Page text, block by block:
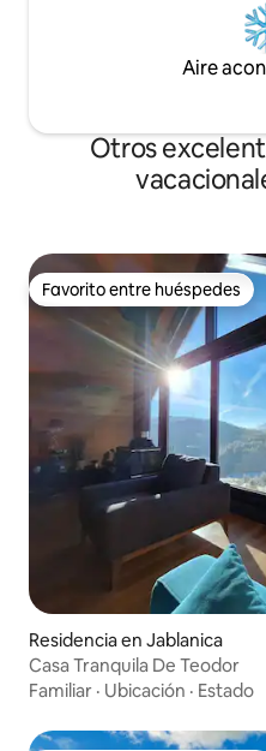
Aire
Otros
Favorito entre huéspedes
Favorito entre huéspedes
Residencia en Jablanica
Casa Tranquila De Teodor
Familiar · Ubicación · Estado